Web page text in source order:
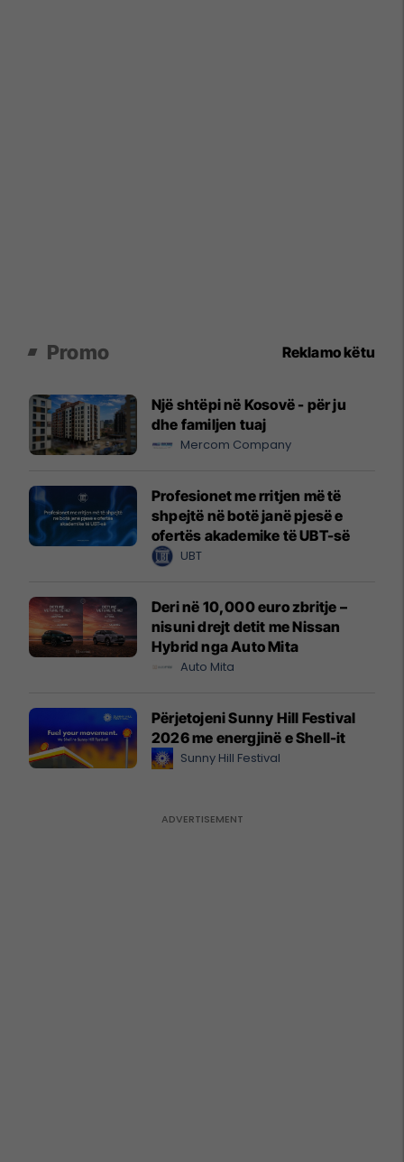
Promo Reklamo këtu
Një shtëpi në Kosovë - për ju
dhe familjen tuaj
Mercom Company
Profesionet me rritjen më të
shpejtë në botë janë pjesë e
ofertës akademike të UBT-së
UBT
Deri në 10,000 euro zbritje –
nisuni drejt detit me Nissan
Hybrid nga Auto Mita
Auto Mita
Përjetojeni Sunny Hill Festival
2026 me energjinë e Shell-it
Sunny Hill Festival